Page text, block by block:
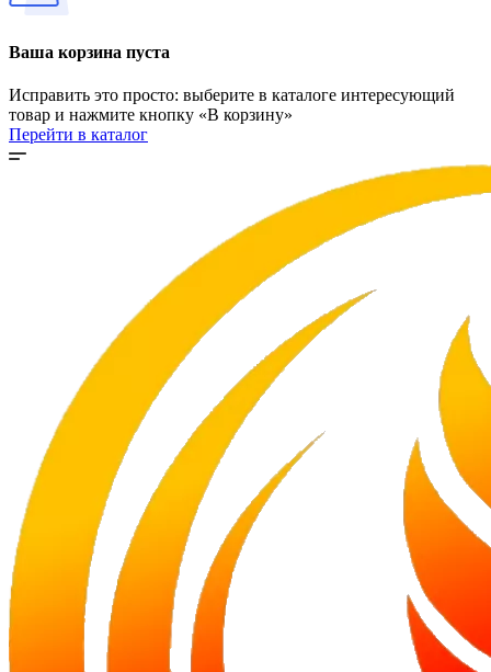
Ваша корзина пуста
Исправить это просто: выберите в каталоге интересующий
товар и нажмите кнопку «В корзину»
Перейти в каталог